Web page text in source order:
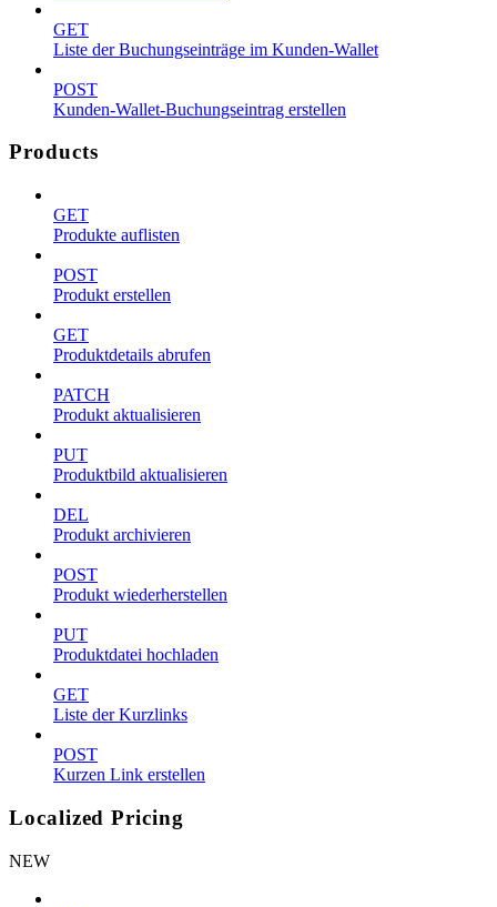
GET
Liste der Buchungseinträge im Kunden-Wallet
POST
Kunden-Wallet-Buchungseintrag erstellen
Products
GET
Produkte auflisten
POST
Produkt erstellen
GET
Produktdetails abrufen
PATCH
Produkt aktualisieren
PUT
Produktbild aktualisieren
DEL
Produkt archivieren
POST
Produkt wiederherstellen
PUT
Produktdatei hochladen
GET
Liste der Kurzlinks
POST
Kurzen Link erstellen
Localized Pricing
NEW